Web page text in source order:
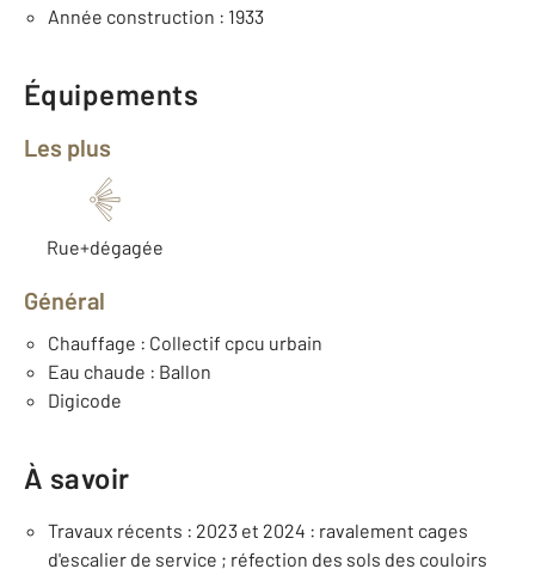
Année construction : 1933
Équipements
Les plus
Rue+dégagée
Général
Chauffage : Collectif cpcu urbain
Eau chaude : Ballon
Digicode
À savoir
Travaux récents : 2023 et 2024 : ravalement cages
d'escalier de service ; réfection des sols des couloirs